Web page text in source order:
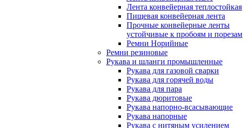
Лента конвейерная теплостойкая
Пищевая конвейерная лента
Прочные конвейерные ленты
устойчивые к пробоям и порезам
Ремни Норийные
Ремни резиновые
Рукава и шланги промышленные
Рукава для газовой сварки
Рукава для горячей воды
Рукава для пара
Рукава дюритовые
Рукава напорно-всасывающие
Рукава напорные
Рукава с нитяным усилением